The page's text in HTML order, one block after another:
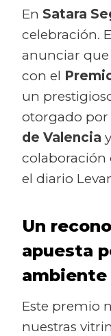
En Satara
celebración.
anunciar
con el
un
otorgado por
de Valencia
colaboración
el diario
Un
apuesta
ambiente
Este premio
nuestras